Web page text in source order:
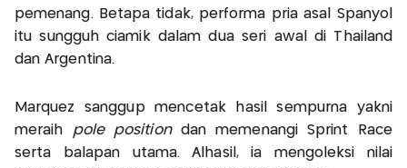
pemenang. Betapa tidak, performa pria asal Spanyol
itu sungguh ciamik dalam dua seri awal di Thailand
dan Argentina.
Marquez sanggup mencetak hasil sempurna yakni
meraih pole position dan memenangi Sprint Race
serta balapan utama. Alhasil, ia mengoleksi nilai